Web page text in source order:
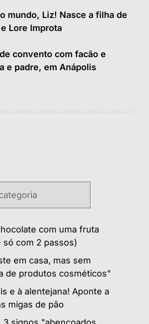
mundo, Liz! Nasce a filha de
Lore Improta
convento com facão e
e padre, em Anápolis
com uma fruta
só com 2 passos)
em casa, mas sem
de produtos cosméticos"
e à alentejana! Aponte a
migas de pão